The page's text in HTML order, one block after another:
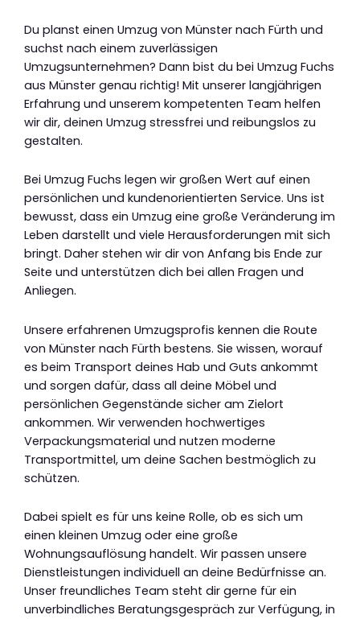
Du planst einen Umzug von Münster nach Fürth und
suchst nach einem zuverlässigen
Umzugsunternehmen? Dann bist du bei Umzug Fuchs
aus Münster genau richtig! Mit unserer langjährigen
Erfahrung und unserem kompetenten Team helfen
wir dir, deinen Umzug stressfrei und reibungslos zu
gestalten.
Bei Umzug Fuchs legen wir großen Wert auf einen
persönlichen und kundenorientierten Service. Uns ist
bewusst, dass ein Umzug eine große Veränderung im
Leben darstellt und viele Herausforderungen mit sich
bringt. Daher stehen wir dir von Anfang bis Ende zur
Seite und unterstützen dich bei allen Fragen und
Anliegen.
Unsere erfahrenen Umzugsprofis kennen die Route
von Münster nach Fürth bestens. Sie wissen, worauf
es beim Transport deines Hab und Guts ankommt
und sorgen dafür, dass all deine Möbel und
persönlichen Gegenstände sicher am Zielort
ankommen. Wir verwenden hochwertiges
Verpackungsmaterial und nutzen moderne
Transportmittel, um deine Sachen bestmöglich zu
schützen.
Dabei spielt es für uns keine Rolle, ob es sich um
einen kleinen Umzug oder eine große
Wohnungsauflösung handelt. Wir passen unsere
Dienstleistungen individuell an deine Bedürfnisse an.
Unser freundliches Team steht dir gerne für ein
unverbindliches Beratungsgespräch zur Verfügung, in